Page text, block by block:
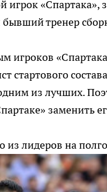
«Спартака»,
тренер
игроков
стартового
из лучших.
заменить
из лидеров на